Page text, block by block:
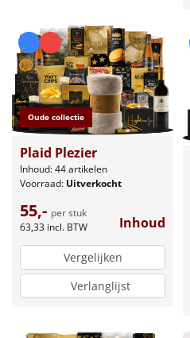
Oude collectie
Plaid Plezier
Inhoud: 44 artikelen
Voorraad: Uitverkocht
55,- per stuk
63,33 incl. BTW Inhoud
Vergelijken
Verlanglijst